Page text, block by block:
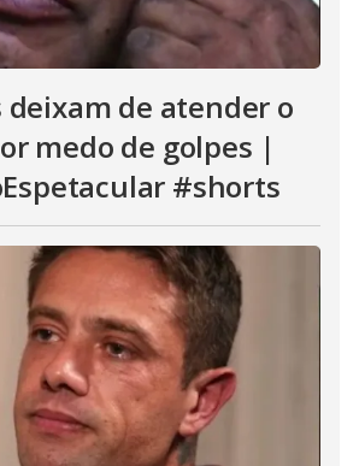
deixam de atender o
medo de golpes |
#shorts